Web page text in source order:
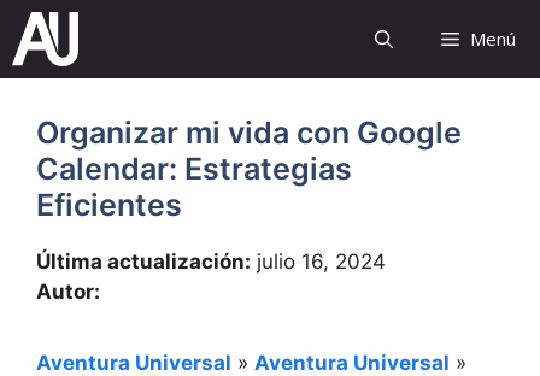
Saltar
contenido
Menú
Organizar mi vida con Google
Calendar: Estrategias
Eficientes
Última actualización: julio 16, 2024
Autor:
Aventura Universal » Aventura Universal »